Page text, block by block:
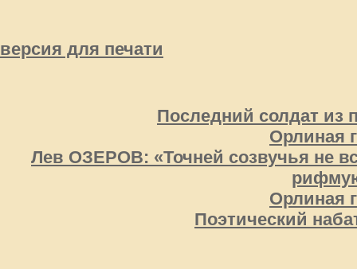
версия для печати
Последний солдат из
Орлиная
Лев ОЗЕРОВ: «Точней созвучья не
Орлиная
Поэтический